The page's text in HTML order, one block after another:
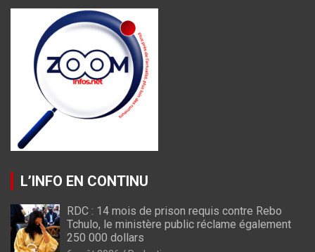
L’INFO EN CONTINU
RDC : 14 mois de prison requis contre Rebo
Tchulo, le ministère public réclame également
250 000 dollars